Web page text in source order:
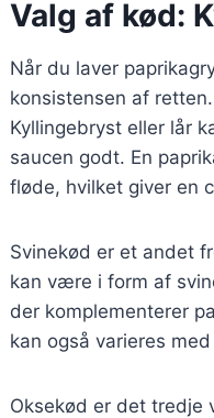
Valg af kød:
Når du laver
konsistensen af
Kyllingebryst eller lår
saucen godt. En
fløde, hvilket giver en
Svinekød er et andet
kan være i form af
der komplementerer
kan også varieres
Oksekød er det tredje